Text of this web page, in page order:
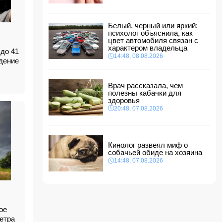
41
ФИФА выступила с заявлением на фоне
ВС РФ взяли под контроль Ивановку в
Харьковской области
14:04, 08.08.2026
14:00, 08.08.2026
Никол Пашинян позвонил Ильхаму Алиеву
12:48, 08.08.2026
СМИ: США ищут на Кубе фигуру для
повторения "венесуэльского сценария"
Белый, черный или яркий:
психолог объяснила, как
цвет автомобиля связан с
характером владельца
14:48, 08.08.2026
Врач рассказала, чем
полезны кабачки для
здоровья
20:48, 07.08.2026
Кинолог развеял миф о
собачьей обиде на хозяина
14:48, 07.08.2026